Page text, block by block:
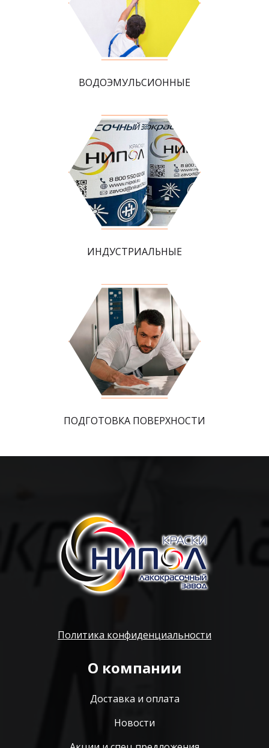
ВОДОЭМУЛЬСИОННЫЕ
ИНДУСТРИАЛЬНЫЕ
ПОДГОТОВКА ПОВЕРХНОСТИ
Политика конфиденциальности
О компании
Доставка и оплата
Новости